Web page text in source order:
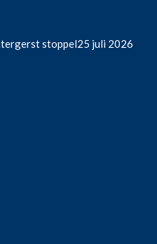
stoppel25 juli 2026